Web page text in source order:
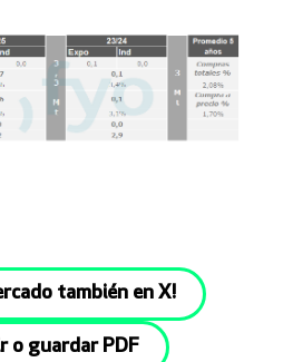
también en X!
o guardar PDF